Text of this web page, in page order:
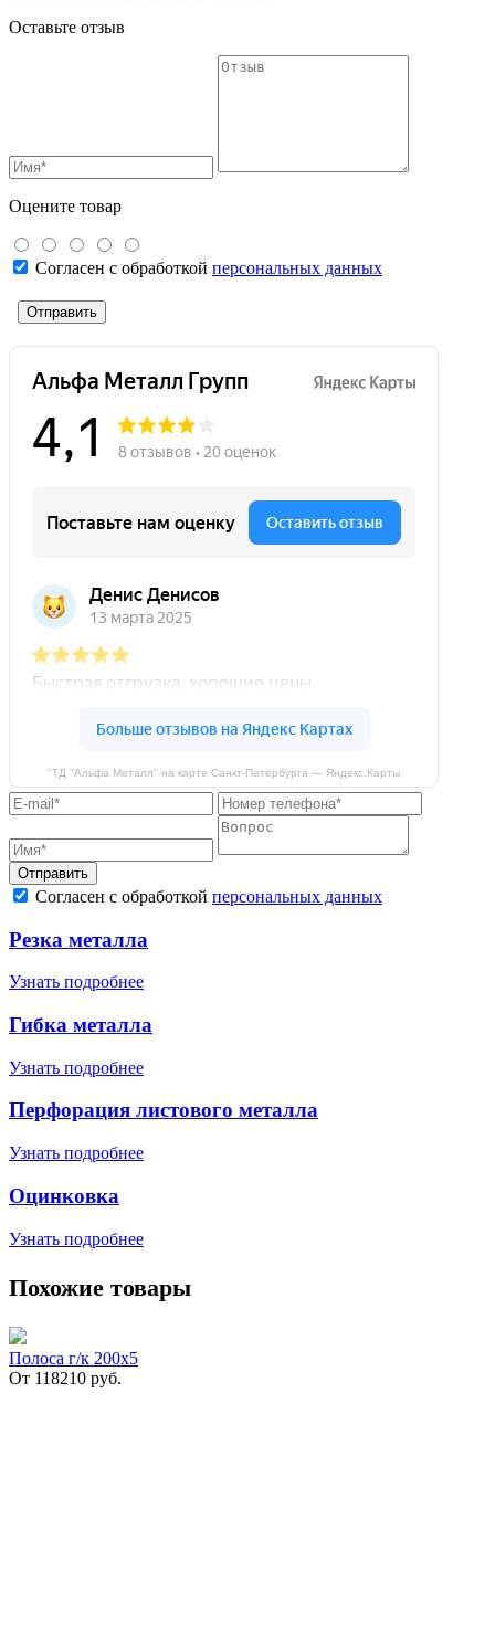
Оставьте отзыв
Оцените товар
Согласен с обработкой персональных данных
Отправить
"ТД "Альфа Металл" на карте Санкт‑Петербурга — Яндекс.Карты
Отправить
Согласен с обработкой персональных данных
Резка металла
Узнать подробнее
Гибка металла
Узнать подробнее
Перфорация листового металла
Узнать подробнее
Оцинковка
Узнать подробнее
Похожие товары
Полоса г/к 200х5
От 118210 руб.